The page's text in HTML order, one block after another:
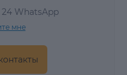
24 WhatsApp
мне